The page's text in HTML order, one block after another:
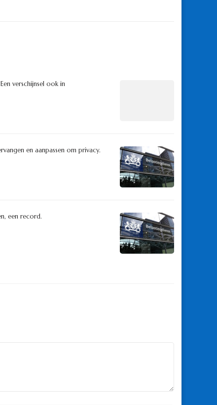
verschijnsel ook in
en aanpassen om privacy.
een record.